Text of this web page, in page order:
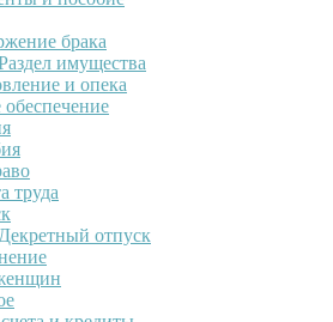
брака
имущества
и опека
труда
Декретный отпуск